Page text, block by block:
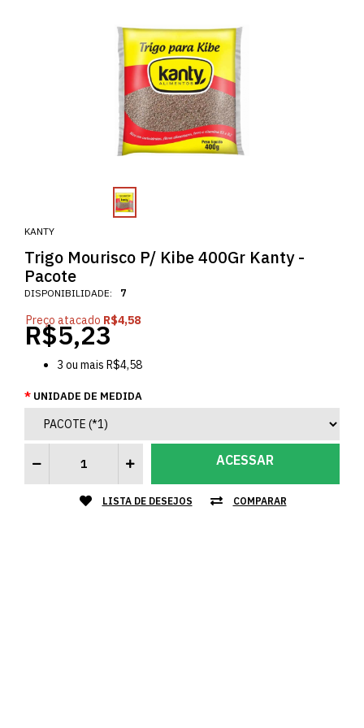
KANTY
Trigo Mourisco P/ Kibe 400Gr Kanty -
Pacote
DISPONIBILIDADE: 7
Preço atacado R$4,58
R$5,23
3 ou mais R$4,58
UNIDADE DE MEDIDA
ACESSAR
LISTA DE DESEJOS COMPARAR